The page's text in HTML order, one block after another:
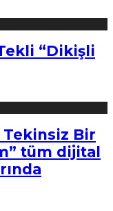
“Dikişli
Tekinsiz Bir
tüm dijital